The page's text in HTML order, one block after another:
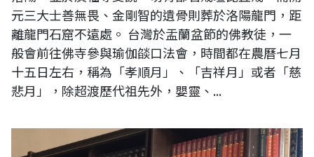
元三大士善無畏、金剛智的遺骨則葬於洛陽龍門，距
離龍門石窟不遠處。 台灣於盂蘭盆節的佛教徒，一
般會前往佛寺參與瑜伽燄口法會，時間都在農曆七月
十五日左右，稱為「孝順月」、「吉祥月」或者「慈
悲月」，除超渡歷代祖先外，嬰靈、...
所藏佛教大藏經各種版本